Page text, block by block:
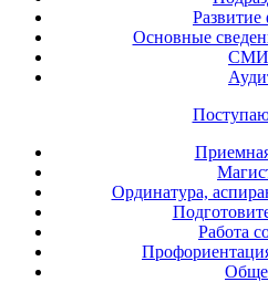
Развитие
Основные
СМИ
Ординатура,
Работа